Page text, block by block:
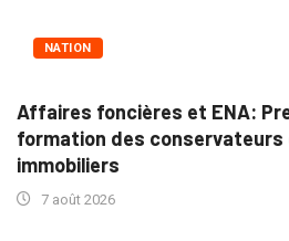
NATION
Affaires foncières et ENA:
formation des
immobiliers
7 août 2026